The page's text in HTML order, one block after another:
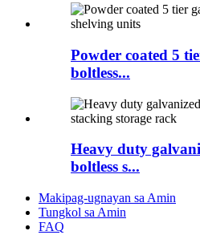
Powder coated 5
boltless...
Heavy duty
boltless s...
Makipag-ugnayan sa Amin
Tungkol sa Amin
FAQ